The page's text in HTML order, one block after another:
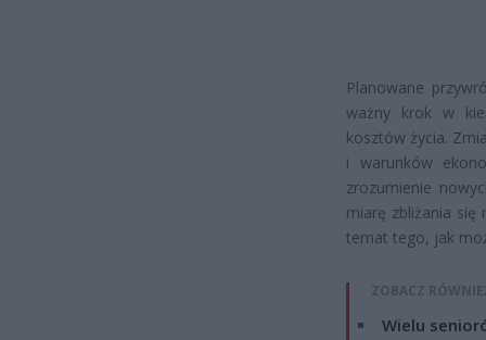
Planowane
ważny krok w
kosztów życia.
i warunków
zrozumienie
miarę zbliżania
temat tego, jak
ZOBACZ
Wielu